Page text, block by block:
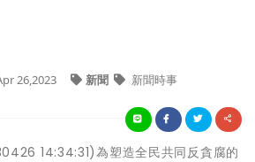
26,2023 新聞 新聞時事
14:34:31)為塑造全民共同反貪腐的